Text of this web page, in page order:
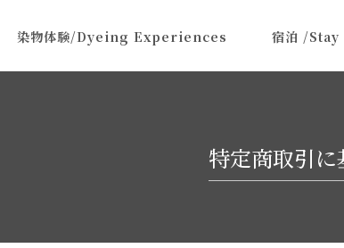
染物体験/Dyeing Experiences 宿泊 /Stay
特定商取引